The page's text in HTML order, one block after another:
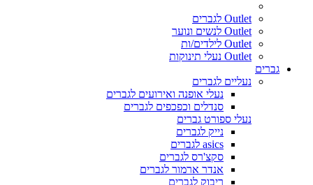
Outlet לגברים
Outlet לנשים ונוער
Outlet לילדים/ות
Outlet נעלי תינוקות
גברים
נעליים לגברים
נעלי אופנה ואירועים לגברים
סנדלים וכפכפים לגברים
נעלי ספורט גברים
נייק לגברים
asics לגברים
סקצ'רס לגברים
אנדר ארמור לגברים
ריבוק לגברים